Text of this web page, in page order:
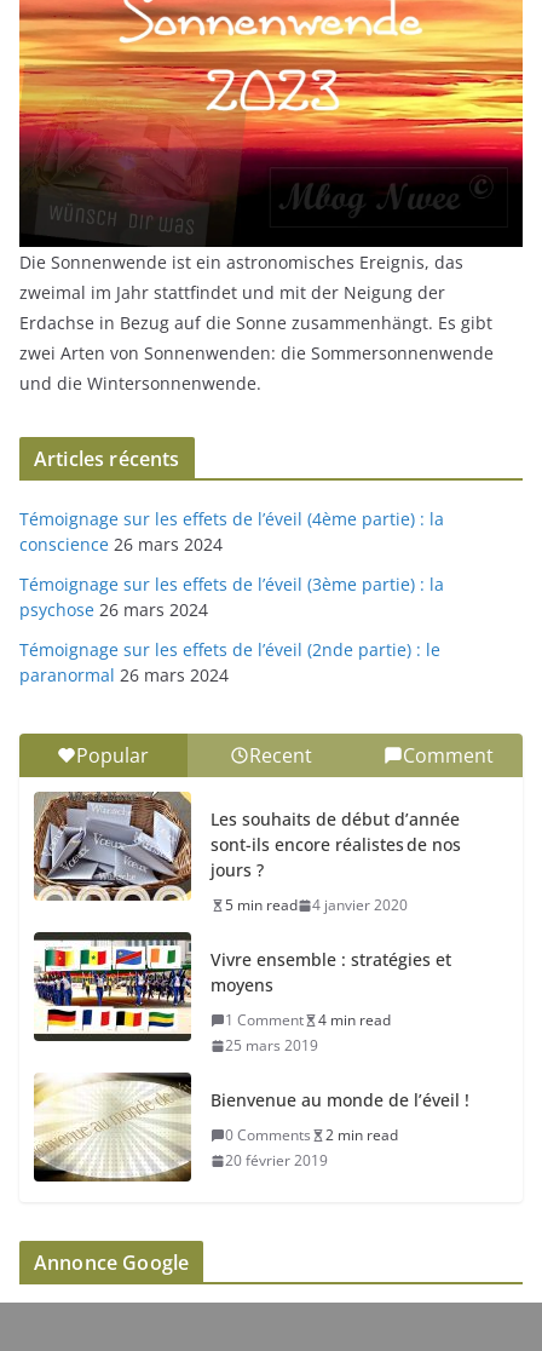
Die Sonnenwende ist ein astronomisches Ereignis, das
zweimal im Jahr stattfindet und mit der Neigung der
Erdachse in Bezug auf die Sonne zusammenhängt. Es gibt
zwei Arten von Sonnenwenden: die Sommersonnenwende
und die Wintersonnenwende.
Articles récents
Témoignage sur les effets de l’éveil (4ème partie) : la
conscience 26 mars 2024
Témoignage sur les effets de l’éveil (3ème partie) : la
psychose 26 mars 2024
Témoignage sur les effets de l’éveil (2nde partie) : le
paranormal 26 mars 2024
Popular Recent Comment
Les souhaits de début d’année
sont-ils encore réalistes de nos
jours ?
5 min read 4 janvier 2020
Vivre ensemble : stratégies et
moyens
1 Comment
4 min read
25 mars 2019
Bienvenue au monde de l’éveil !
0 Comments
2 min read
20 février 2019
Annonce Google